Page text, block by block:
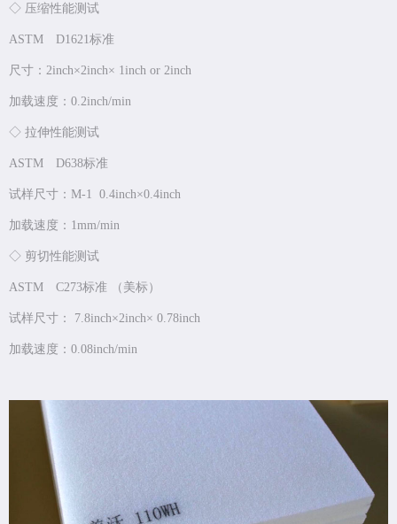
◇ 压缩性能测试
ASTM D1621标准
尺寸：2inch×2inch× 1inch or 2inch
加载速度：0.2inch/min
◇ 拉伸性能测试
ASTM D638标准
试样尺寸：M-1 0.4inch×0.4inch
加载速度：1mm/min
◇ 剪切性能测试
ASTM C273标准 （美标）
试样尺寸： 7.8inch×2inch× 0.78inch
加载速度：0.08inch/min